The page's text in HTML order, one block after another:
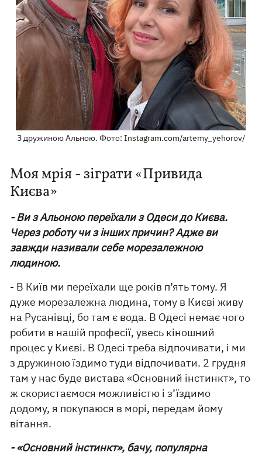
З дружиною Альною. Фото: Instagram.com/artemy_yehorov/
Моя мрія - зіграти «Привида
Києва»
- Ви з Альоною переїхали з Одеси до Києва.
Через роботу чи з інших причин? Адже ви
завжди називали себе морезалежною
людиною.
- В Київ ми переїхали ще років п’ять тому. Я
дуже морезалежна людина, тому в Києві живу
на Русанівці, бо там є вода. В Одесі немає чого
робити в нашій професії, увесь кіношний
процес у Києві. В Одесі треба відпочивати, і ми
з дружиною їздимо туди відпочивати. 2 грудня
там у нас буде вистава «Основний інстинкт», то
ж скористаємося можливістю і з’їздимо
додому, я покупаюся в морі, передам йому
вітання.
- «Основний інстинкт», бачу, популярна